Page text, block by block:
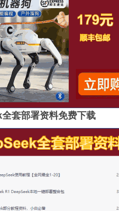
套部署资料免费下载